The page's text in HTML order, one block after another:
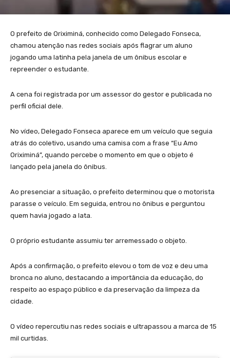
O prefeito de Oriximiná, conhecido como Delegado Fonseca,
chamou atenção nas redes sociais após flagrar um aluno
jogando uma latinha pela janela de um ônibus escolar e
repreender o estudante.
A cena foi registrada por um assessor do gestor e publicada no
perfil oficial dele.
No vídeo, Delegado Fonseca aparece em um veículo que seguia
atrás do coletivo, usando uma camisa com a frase “Eu Amo
Oriximiná”, quando percebe o momento em que o objeto é
lançado pela janela do ônibus.
Ao presenciar a situação, o prefeito determinou que o motorista
parasse o veículo. Em seguida, entrou no ônibus e perguntou
quem havia jogado a lata.
O próprio estudante assumiu ter arremessado o objeto.
Após a confirmação, o prefeito elevou o tom de voz e deu uma
bronca no aluno, destacando a importância da educação, do
respeito ao espaço público e da preservação da limpeza da
cidade.
O vídeo repercutiu nas redes sociais e ultrapassou a marca de 15
mil curtidas.